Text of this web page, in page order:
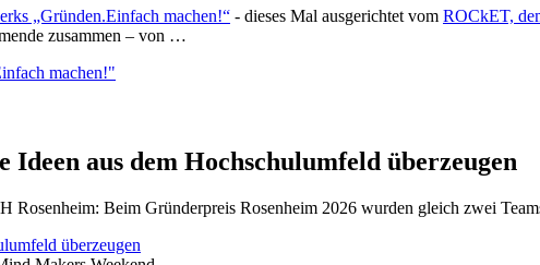
„Gründen.Einfach machen!“ - dieses Mal ausgerichtet vom ROCkET,
zusammen – von …
machen!"
aus dem Hochschulumfeld überzeugen
Beim Gründerpreis Rosenheim 2026 wurden gleich zwei
überzeugen